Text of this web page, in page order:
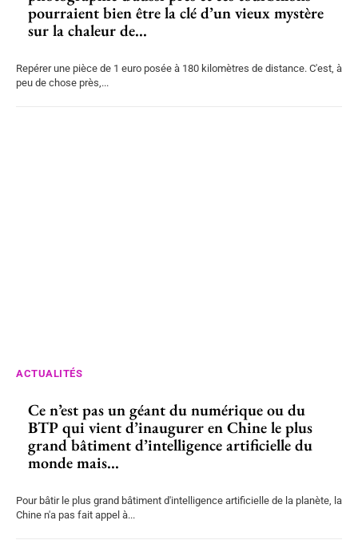
pourraient bien être la clé d’un vieux mystère
sur la chaleur de...
Repérer une pièce de 1 euro posée à 180 kilomètres de distance. C'est, à
peu de chose près,...
ACTUALITÉS
Ce n’est pas un géant du numérique ou du
BTP qui vient d’inaugurer en Chine le plus
grand bâtiment d’intelligence artificielle du
monde mais...
Pour bâtir le plus grand bâtiment d'intelligence artificielle de la planète, la
Chine n'a pas fait appel à...